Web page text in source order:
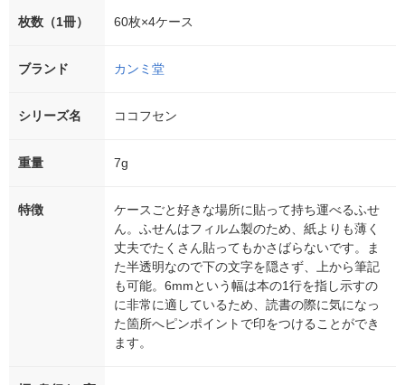
枚数（1冊） 60枚×4ケース
ブランド カンミ堂
シリーズ名 ココフセン
重量 7g
特徴
ケースごと好きな場所に貼って持ち運べるふせ
ん。ふせんはフィルム製のため、紙よりも薄く
丈夫でたくさん貼ってもかさばらないです。ま
た半透明なので下の文字を隠さず、上から筆記
も可能。6mmという幅は本の1行を指し示すの
に非常に適しているため、読書の際に気になっ
た箇所へピンポイントで印をつけることができ
ます。